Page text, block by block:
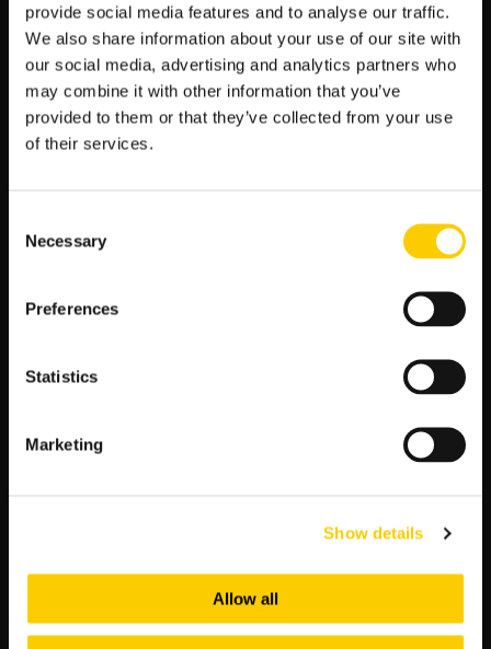
provide social media features and to analyse our traffic.
We also share information about your use of our site with
our social media, advertising and analytics partners who
may combine it with other information that you’ve
provided to them or that they’ve collected from your use
of their services.
Selection
Necessary
Preferences
Statistics
Marketing
Show details
Allow all
nie tylko istotne w związku z samą Ligą Mistrzów.
Piłkarze „Kolejorza” muszą także pokazać, że ostatnia
porażka w Ekstraklasie była pomyłką przy pracy i
drużyna z Poznania ma wszelkie argumenty do tego,
aby dobrze pokazywać się przed własną publicznością i
kontrolować grę w Ekstraklasie.
bramkami.
takiego, w którym powinno paść kilka bramek, jest to
wpisy
Następny artykuł→